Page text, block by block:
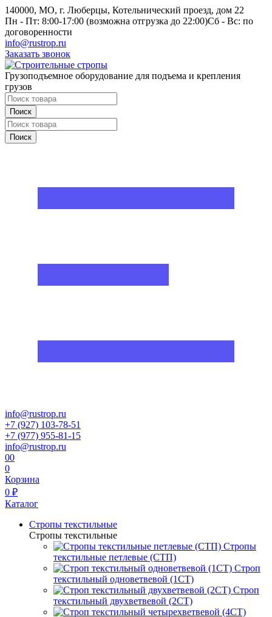
140000, МО, г. Люберцы, Котельнический проезд, дом 22
Пн - Пт: 8:00-17:00 (возможна отгрузка до 22:00)Сб - Вс: по
договоренности
info@rustrop.ru
Заказать звонок
Грузоподъемное оборудование для подъема и крепления
грузов
Поиск
Поиск
info@rustrop.ru
+7 (927) 103-78-51
+7 (977) 955-81-15
info@rustrop.ru
00
0
Корзина
0 ₽
Каталог
Стропы текстильные
Стропы текстильные
Стропы
текстильные петлевые (СТП)
Строп
текстильный одноветвевой (1СТ)
Строп
текстильный двухветвевой (2СТ)